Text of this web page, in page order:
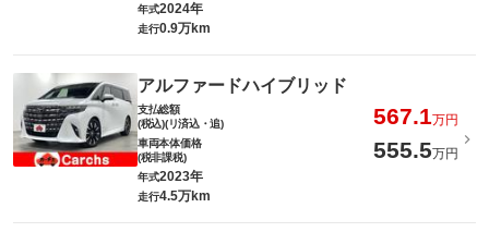
年式2024年
走行0.9万km
アルファードハイブリッド
支払総額
(税込)(リ済込・追)
567.1万円
車両本体価格
(税非課税)
555.5万円
年式2023年
走行4.5万km